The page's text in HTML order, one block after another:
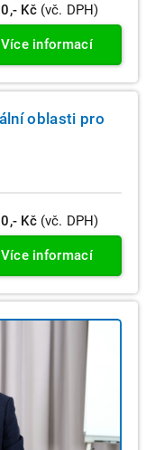
Kč (vč. DPH)
Více informací
oblasti pro
Kč (vč. DPH)
Více informací